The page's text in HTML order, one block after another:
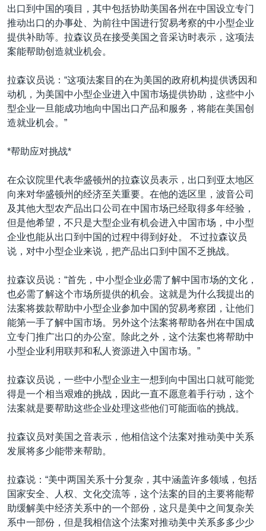
重要讲话与声明
台海两岸关系
南中国海争端
关注西藏
关注新疆
GEN Z 看美国
其他语言网站
出口到中国的项目，其中包括协助美国各州在中国设立专门
推动出口的办事处、为前往中国进行贸易考察的中小型企业
提供补助等。拉森议员在接受美国之音采访时表示，这项法
案能帮助创造就业机会。
拉森议员说：“这项法案目的在为美国的政府机构提供诱因和
动机，为美国中小型企业进入中国市场提供协助，这些中小
型企业一旦能成功地向中国出口产品和服务，将能在美国创
造就业机会。”
*帮助应对挑战*
在众议院里代表华盛顿州的拉森议员表示，出口到亚太地区
向来对华盛顿州的经济至关重要。在他的选区里，波音公司
及其他大型农产品出口公司在中国市场已经取得多年经验，
但是他希望，不只是大型企业有机会进入中国市场，中小型
企业也能从出口到中国的过程中得到好处。 不过拉森议员
说，对中小型企业来说，把产品出口到中国不乏挑战。
拉森议员说：“首先，中小型企业必需了解中国市场的文化，
也必需了解这个市场所提供的机会。这就是为什么我提出的
法案将拨款帮助中小型企业参加中国的贸易考察团，让他们
能第一手了解中国市场。另外这个法案将帮助各州在中国成
立专门推广出口的办公室。除此之外，这个法案也将帮助中
小型企业利用联邦和私人资源进入中国市场。”
拉森议员说，一些中小型企业主一想到向中国出口就可能觉
得是一个相当艰难的挑战，因此一直不愿意着手行动，这个
法案就是要帮助这些企业处理这些他们可能面临的挑战。
拉森议员对美国之音表示，他相信这个法案对推动美中关系
发展将多少能带来帮助。
拉森说：“美中两国关系十分复杂，其中涵盖许多领域，包括
国家安全、人权、文化交流等，这个法案的目的主要将能帮
助缓解美中经济关系中的一个部份，这只是美中之间复杂关
系中一部份，但是我相信这个法案对推动美中关系多多少少